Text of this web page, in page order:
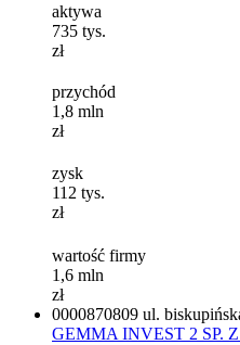
aktywa
735 tys.
zł
przychód
1,8 mln
zł
zysk
112 tys.
zł
wartość firmy
1,6 mln
zł
0000870809 ul.
GEMMA INVEST 2 SP.